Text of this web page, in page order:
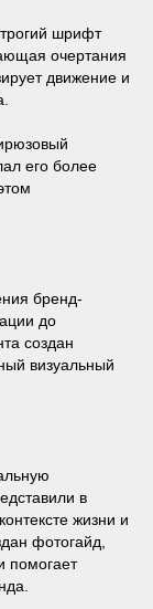
шрифт
очертания
движение и
его более
бренд-
до
создан
визуальный
в
жизни и
фотогайд,
помогает